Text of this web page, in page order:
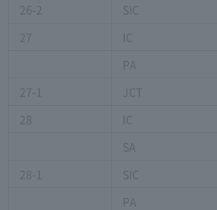
26-2
SIC
27
IC
PA
27-1
JCT
28
IC
SA
28-1
SIC
PA